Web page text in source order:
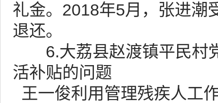
礼金。2018年5月，张进潮
退还。
6.大荔县赵渡镇平民村
活补贴的问题
王一俊利用管理残疾人工